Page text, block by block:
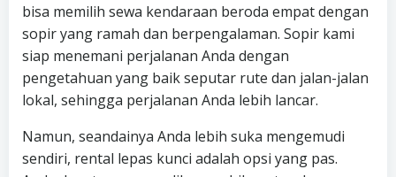
bisa memilih sewa kendaraan beroda empat dengan
sopir yang ramah dan berpengalaman. Sopir kami
siap menemani perjalanan Anda dengan
pengetahuan yang baik seputar rute dan jalan-jalan
lokal, sehingga perjalanan Anda lebih lancar.
Namun, seandainya Anda lebih suka mengemudi
sendiri, rental lepas kunci adalah opsi yang pas.